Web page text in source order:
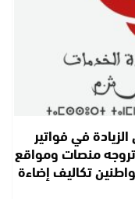
في فواتير
تروجه منصات ومواقع
تكاليف إضاءة